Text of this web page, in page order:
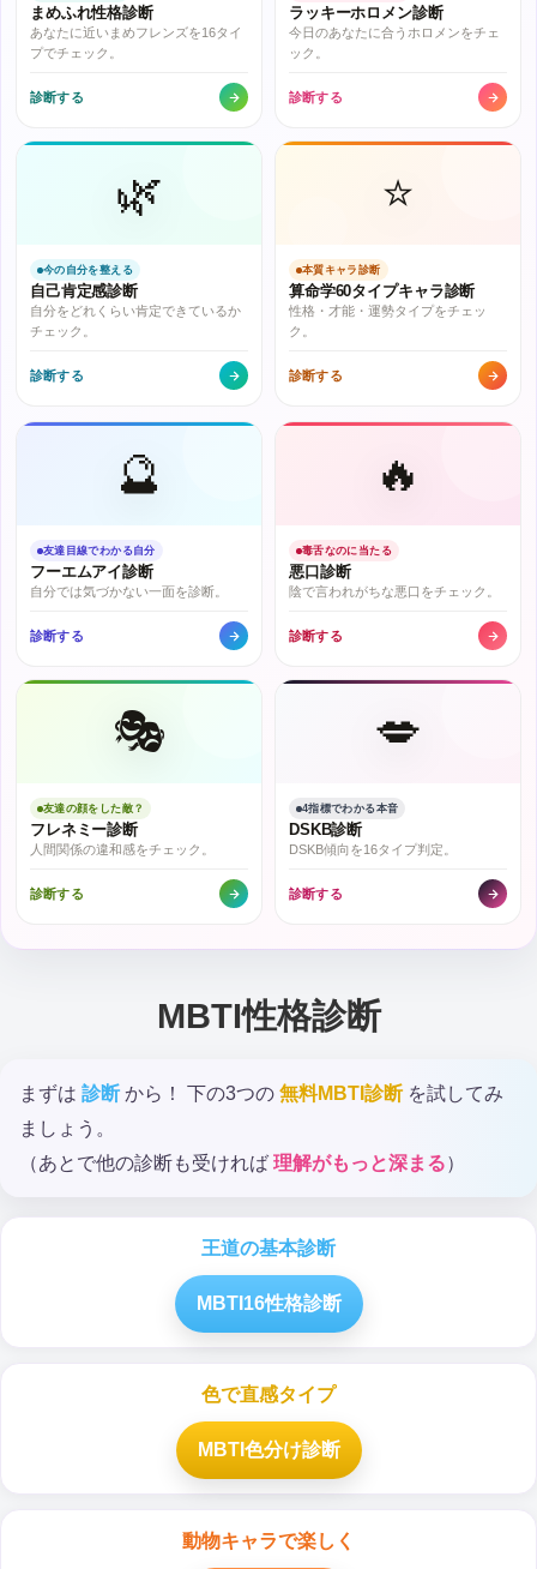
まめふれ性格診断
あなたに近いまめフレンズを16タイ
プでチェック。
診断する
ラッキーホロメン診断
今日のあなたに合うホロメンをチェ
ック。
診断する
🌿
今の自分を整える
自己肯定感診断
自分をどれくらい肯定できているか
チェック。
診断する
⭐
本質キャラ診断
算命学60タイプキャラ診断
性格・才能・運勢タイプをチェッ
ク。
診断する
🔮
友達目線でわかる自分
フーエムアイ診断
自分では気づかない一面を診断。
診断する
🔥
毒舌なのに当たる
悪口診断
陰で言われがちな悪口をチェック。
診断する
🎭
友達の顔をした敵？
フレネミー診断
人間関係の違和感をチェック。
診断する
💋
4指標でわかる本音
DSKB診断
DSKB傾向を16タイプ判定。
診断する
MBTI性格診断
まずは 診断 から！ 下の3つの 無料MBTI診断を試してみ
ましょう。
（あとで他の診断も受ければ 理解がもっと深まる）
王道の基本診断
MBTI16性格診断
色で直感タイプ
MBTI色分け診断
動物キャラで楽しく